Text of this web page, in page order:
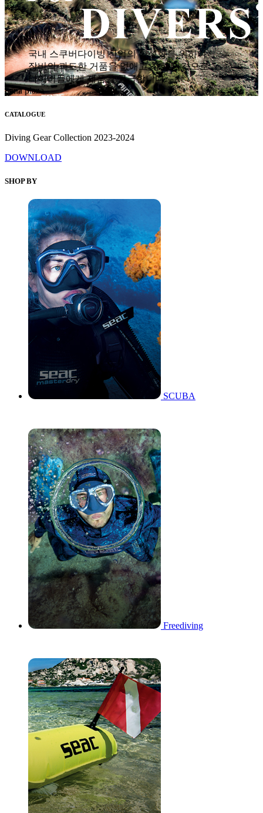
국내 스쿠버다이빙 산업의 활성화를 위하여
장비의 과도한 거품을 없애고 착한 가격으로
다이버들에게 제품을 공급합니다.
hana plaza
CATALOGUE
Diving Gear Collection 2023-2024
DOWNLOAD
SHOP BY
SCUBA
Freediving